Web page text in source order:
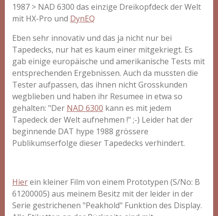
1987 > NAD 6300 das einzige Dreikopfdeck der Welt
mit HX-Pro und DynEQ
Eben sehr innovativ und das ja nicht nur bei
Tapedecks, nur hat es kaum einer mitgekriegt. Es
gab einige europäische und amerikanische Tests mit
entsprechenden Ergebnissen. Auch da mussten die
Tester aufpassen, das ihnen nicht Grosskunden
wegblieben und haben ihr Resumee in etwa so
gehalten: "Der NAD 6300 kann es mit jedem
Tapedeck der Welt aufnehmen !" ;-) Leider hat der
beginnende DAT hype 1988 grössere
Publikumserfolge dieser Tapedecks verhindert.
Hierein kleiner Film von einem Prototypen (S/No: B
61200005) aus meinem Besitz mit der leider in der
Serie gestrichenen "Peakhold" Funktion des Display.